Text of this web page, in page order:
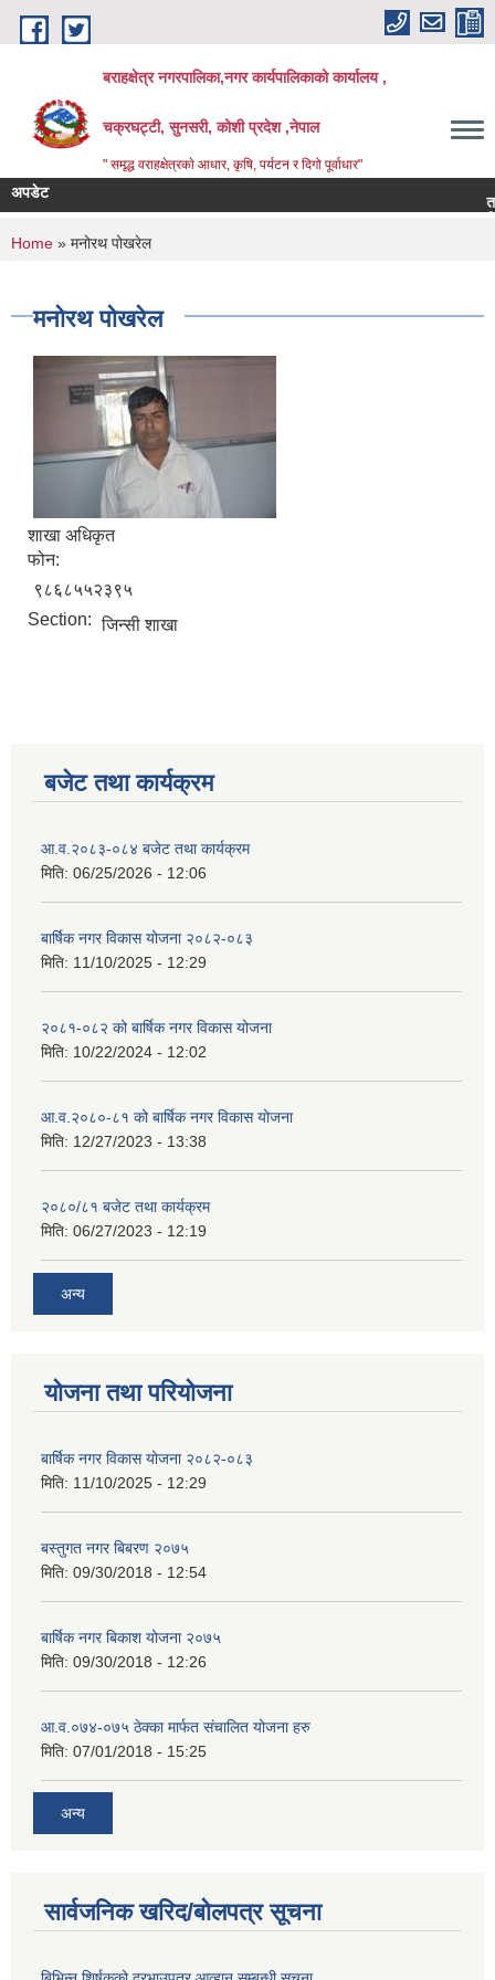
Skip to main content
बराहक्षेत्र नगरपालिका,नगर कार्यपालिकाको कार्यालय ,
चक्रघट्टी, सुनसरी, कोशी प्रदेश ,नेपाल
" समृद्ध वराहक्षेत्रकाे आधार, कृषि, पर्यटन र दिगो पूर्वाधार"
अपडेट
You are here
Home » मनोरथ पोखरेल
मनोरथ पोखरेल
शाखा अधिकृत
फोन:
९८६८५५२३९५
Section: जिन्सी शाखा
बजेट तथा कार्यक्रम
आ.व.२०८३-०८४ बजेट तथा कार्यक्रम
मिति: 06/25/2026 - 12:06
बार्षिक नगर विकास योजना २०८२-०८३
मिति: 11/10/2025 - 12:29
२०८१-०८२ को बार्षिक नगर विकास योजना
मिति: 10/22/2024 - 12:02
आ.व.२०८०-८१ को बार्षिक नगर विकास योजना
मिति: 12/27/2023 - 13:38
२०८०/८१ बजेट तथा कार्यक्रम
मिति: 06/27/2023 - 12:19
अन्य
योजना तथा परियोजना
बार्षिक नगर विकास योजना २०८२-०८३
मिति: 11/10/2025 - 12:29
बस्तुगत नगर बिबरण २०७५
मिति: 09/30/2018 - 12:54
बार्षिक नगर बिकाश योजना २०७५
मिति: 09/30/2018 - 12:26
आ.व.०७४-०७५ ठेक्का मार्फत संचालित योजना हरु
मिति: 07/01/2018 - 15:25
अन्य
सार्वजनिक खरिद/बोलपत्र सूचना